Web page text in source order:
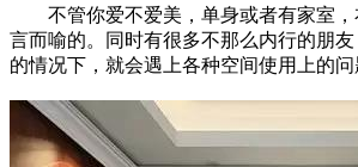
不管你爱不爱美，单身或者有家室，
言而喻的。同时有很多不那么内行的朋
的情况下，就会遇上各种空间使用上的问